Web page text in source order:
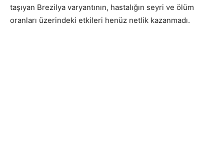
taşıyan Brezilya varyantının, hastalığın seyri ve ölüm
oranları üzerindeki etkileri henüz netlik kazanmadı.